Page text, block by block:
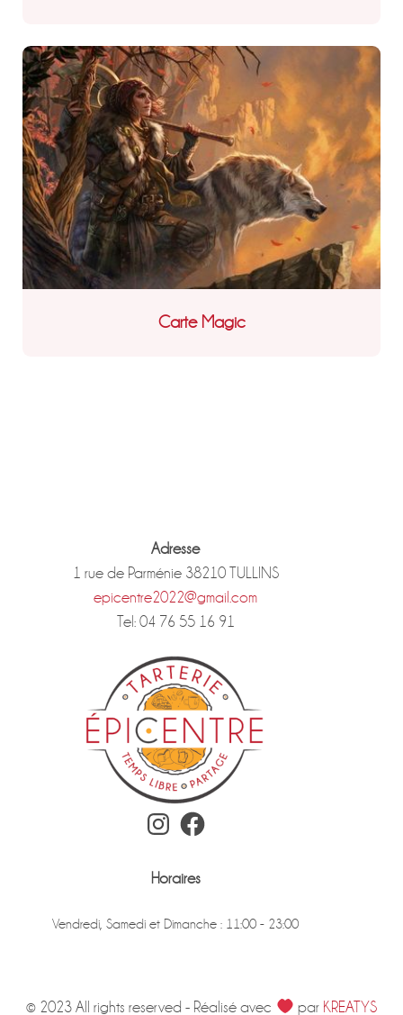
Carte Magic
Adresse
1 rue de Parménie 38210 TULLINS
epicentre2022@gmail.com
Tel: 04 76 55 16 91
Instagram Facebook
Horaires
Vendredi, Samedi et Dimanche : 11:00 - 23:00
© 2023 All rights reserved - Réalisé avec par KREATYS